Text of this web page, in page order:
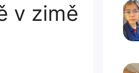
v zimě